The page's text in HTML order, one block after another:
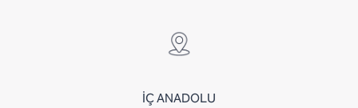
İÇ ANADOLU